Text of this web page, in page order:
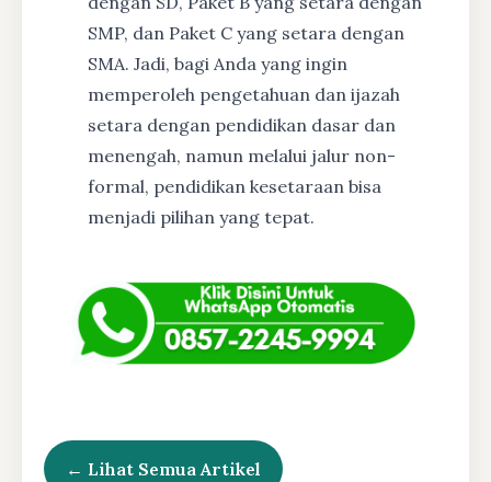
SMP, dan Paket C yang setara dengan
SMA. Jadi, bagi Anda yang ingin
memperoleh pengetahuan dan ijazah
setara dengan pendidikan dasar dan
menengah, namun melalui jalur non-
formal, pendidikan kesetaraan bisa
menjadi pilihan yang tepat.
← Lihat Semua Artikel